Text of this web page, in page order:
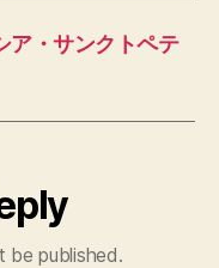
ア・サンクトペテ
be published.